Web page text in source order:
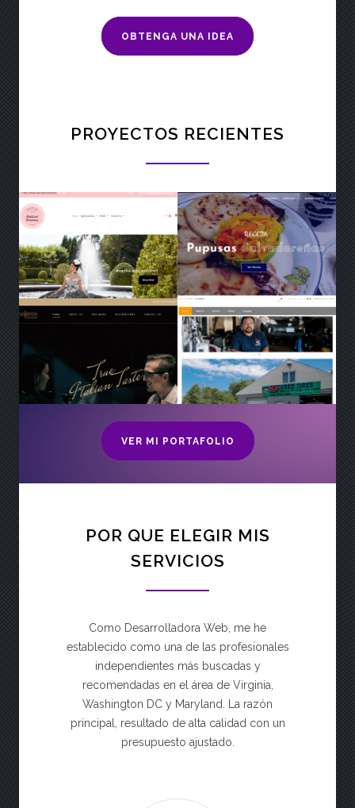
OBTENGA UNA IDEA
PROYECTOS RECIENTES
VER MI PORTAFOLIO
POR QUE ELEGIR MIS
SERVICIOS
Como Desarrolladora Web, me he
establecido como una de las profesionales
independientes más buscadas y
recomendadas en el área de Virginia,
Washington DC y Maryland. La razón
principal, resultado de alta calidad con un
presupuesto ajustado.